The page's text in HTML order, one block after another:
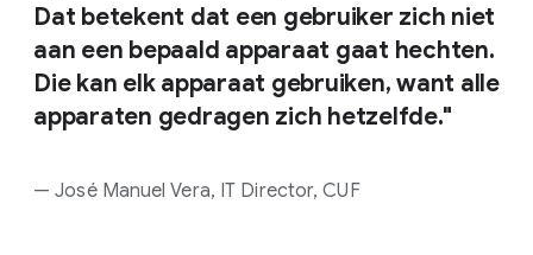
Dat betekent dat een gebruiker zich niet
aan een bepaald apparaat gaat hechten.
Die kan elk apparaat gebruiken, want alle
apparaten gedragen zich hetzelfde."
— José Manuel Vera, IT Director, CUF